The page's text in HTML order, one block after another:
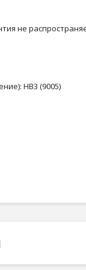
не
HB3 (9005)